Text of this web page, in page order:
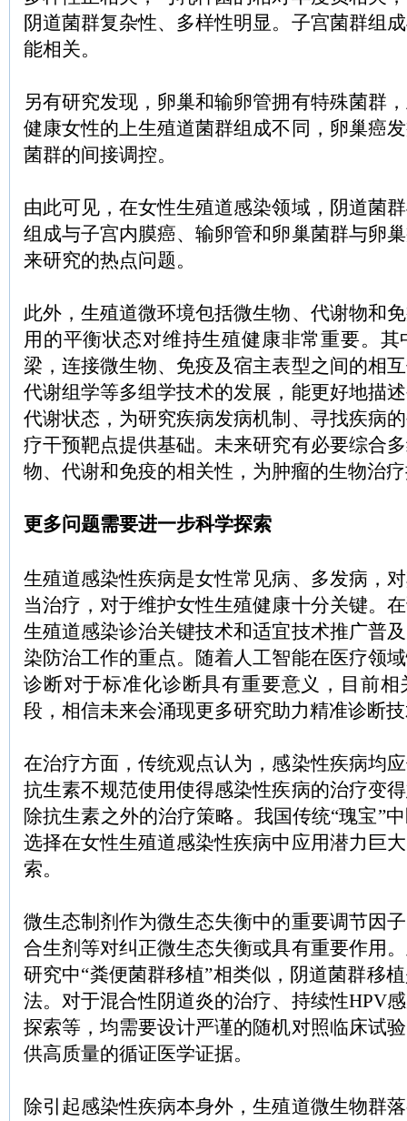
阴道菌群复杂性、多样性明显。子宫菌群组
能相关。
另有研究发现，卵巢和输卵管拥有特殊菌群
健康女性的上生殖道菌群组成不同，卵巢癌
菌群的间接调控。
由此可见，在女性生殖道感染领域，阴道菌
组成与子宫内膜癌、输卵管和卵巢菌群与卵
来研究的热点问题。
此外，生殖道微环境包括微生物、代谢物和
用的平衡状态对维持生殖健康非常重要。
梁，连接微生物、免疫及宿主表型之间的相
代谢组学等多组学技术的发展，能更好地描
代谢状态，为研究疾病发病机制、寻找疾病
疗干预靶点提供基础。未来研究有必要综合
物、代谢和免疫的相关性，为肿瘤的生物治
更多问题需要进一步科学探索
生殖道感染性疾病是女性常见病、多发病，
当治疗，对于维护女性生殖健康十分关键。
生殖道感染诊治关键技术和适宜技术推广普
染防治工作的重点。随着人工智能在医疗领
诊断对于标准化诊断具有重要意义，目前
段，相信未来会涌现更多研究助力精准诊断
在治疗方面，传统观点认为，感染性疾病均
抗生素不规范使用使得感染性疾病的治疗变
除抗生素之外的治疗策略。我国传统“瑰宝”
选择在女性生殖道感染性疾病中应用潜力巨
索。
微生态制剂作为微生态失衡中的重要调节因
合生剂等对纠正微生态失衡或具有重要作用
研究中“粪便菌群移植”相类似，阴道菌群移
法。对于混合性阴道炎的治疗、持续性HPV
探索等，均需要设计严谨的随机对照临床试
供高质量的循证医学证据。
除引起感染性疾病本身外，生殖道微生物群